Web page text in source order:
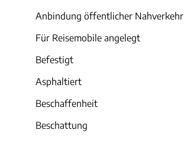
Anbindung öffentlicher Nahverkehr
Für Reisemobile angelegt
Befestigt
Asphaltiert
Beschaffenheit
Beschattung